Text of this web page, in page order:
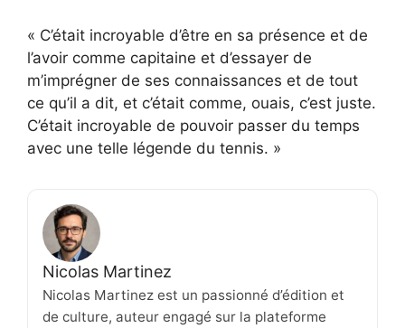
« C’était incroyable d’être en sa présence et de
l’avoir comme capitaine et d’essayer de
m’imprégner de ses connaissances et de tout
ce qu’il a dit, et c’était comme, ouais, c’est juste.
C’était incroyable de pouvoir passer du temps
avec une telle légende du tennis. »
Nicolas Martinez
Nicolas Martinez est un passionné d’édition et
de culture, auteur engagé sur la plateforme